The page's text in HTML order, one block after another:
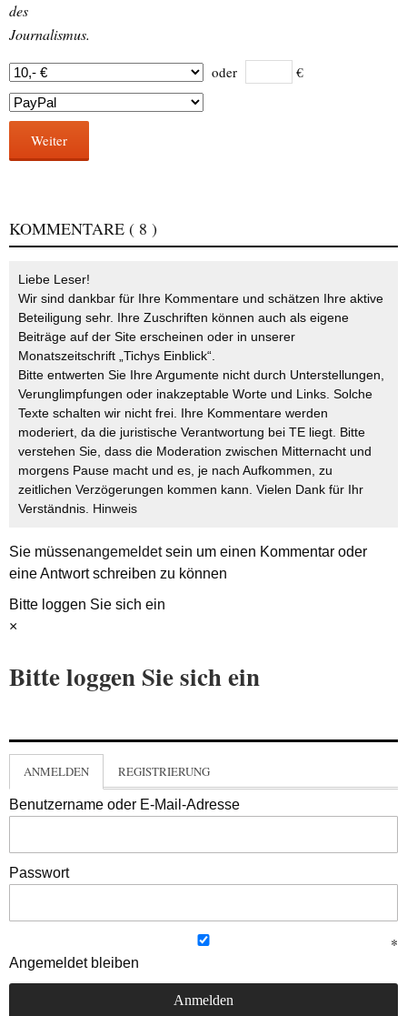
des
Journalismus.
oder €
Weiter
KOMMENTARE ( 8 )
Liebe Leser!
Wir sind dankbar für Ihre Kommentare und schätzen Ihre aktive
Beteiligung sehr. Ihre Zuschriften können auch als eigene
Beiträge auf der Site erscheinen oder in unserer
Monatszeitschrift „Tichys Einblick“.
Bitte entwerten Sie Ihre Argumente nicht durch Unterstellungen,
Verunglimpfungen oder inakzeptable Worte und Links. Solche
Texte schalten wir nicht frei. Ihre Kommentare werden
moderiert, da die juristische Verantwortung bei TE liegt. Bitte
verstehen Sie, dass die Moderation zwischen Mitternacht und
morgens Pause macht und es, je nach Aufkommen, zu
zeitlichen Verzögerungen kommen kann. Vielen Dank für Ihr
Verständnis. Hinweis
Sie müssenangemeldetsein um einen Kommentar oder
eine Antwort schreiben zu können
Bitte loggen Sie sich ein
×
Bitte loggen Sie sich ein
ANMELDEN REGISTRIERUNG
Benutzername oder E-Mail-Adresse
Passwort
Angemeldet bleiben